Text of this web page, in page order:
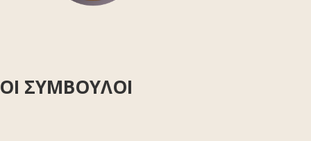
ΣΥΜΒΟΥΛΟΙ